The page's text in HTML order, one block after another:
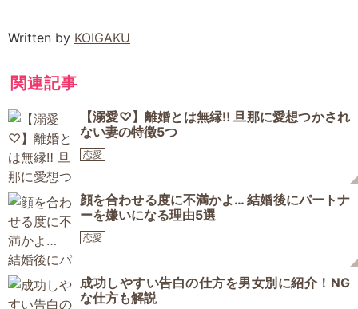
Written by KOIGAKU
関連記事
【溺愛♡】離婚とは無縁‼ 旦那に愛想つかされ
ない妻の特徴5つ
恋愛
顔を合わせる度に不満かよ… 結婚後にパートナ
ーを嫌いになる理由5選
恋愛
成功しやすい告白の仕方を男女別に紹介！NG
な仕方も解説